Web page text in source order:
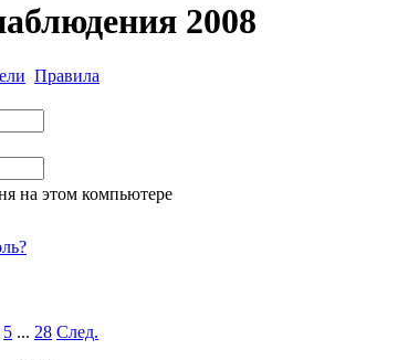
2008
Правила
на этом компьютере
5 ... 28 След.